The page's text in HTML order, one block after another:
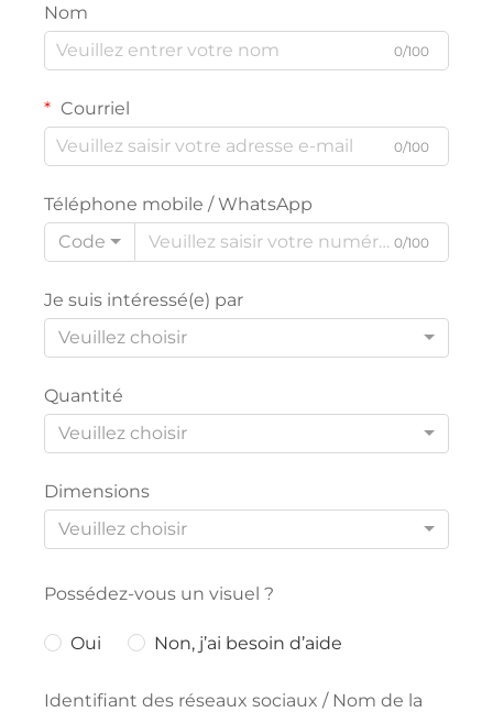
Nom
0/100
Courriel
0/100
Téléphone mobile / WhatsApp
Code
0/100
Je suis intéressé(e) par
Veuillez choisir
Quantité
Veuillez choisir
Dimensions
Veuillez choisir
Possédez-vous un visuel ?
Oui Non, j’ai besoin d’aide
Identifiant des réseaux sociaux / Nom de la